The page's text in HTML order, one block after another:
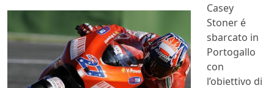
Casey
Stoner é
sbarcato in
Portogallo
con
l’obiettivo di